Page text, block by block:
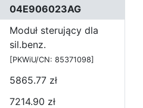
04E906023AG
Moduł sterujący dla
sil.benz.
[PKWiU/CN: 85371098]
5865.77 zł
7214.90 zł